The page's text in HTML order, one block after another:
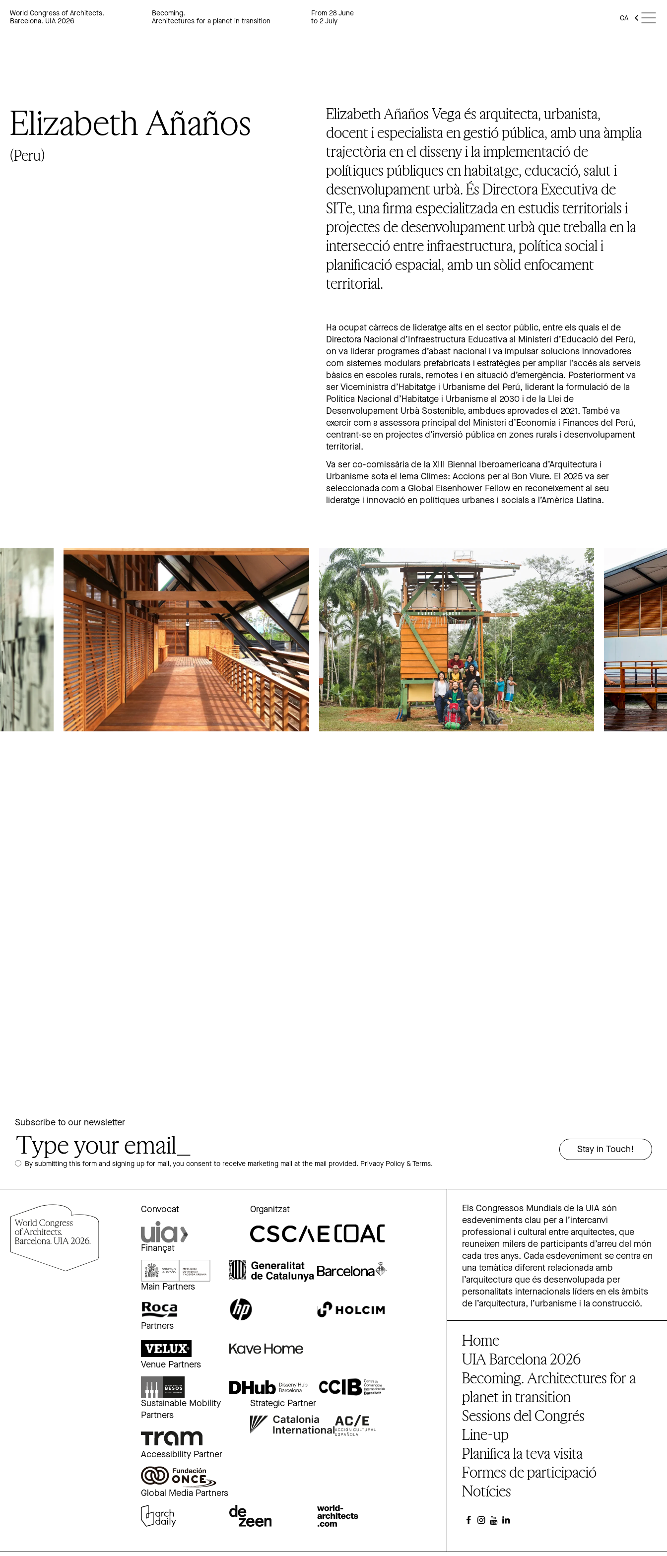
World Congress of Architects.
Barcelona. UIA 2026
Becoming.
Architectures for a planet in transition
From 28 June
to 2 July
CA
Elizabeth Añaños
(Peru)
Elizabeth Añaños Vega és arquitecta, urbanista,
docent i especialista en gestió pública, amb una àmplia
trajectòria en el disseny i la implementació de
polítiques públiques en habitatge, educació, salut i
desenvolupament urbà. És Directora Executiva de
SITe, una firma especialitzada en estudis territorials i
projectes de desenvolupament urbà que treballa en la
intersecció entre infraestructura, política social i
planificació espacial, amb un sòlid enfocament
territorial.
Ha ocupat càrrecs de lideratge alts en el sector públic, entre els quals el de
Directora Nacional d’Infraestructura Educativa al Ministeri d’Educació del Perú,
on va liderar programes d’abast nacional i va impulsar solucions innovadores
com sistemes modulars prefabricats i estratègies per ampliar l’accés als serveis
bàsics en escoles rurals, remotes i en situació d’emergència. Posteriorment va
ser Viceministra d’Habitatge i Urbanisme del Perú, liderant la formulació de la
Política Nacional d’Habitatge i Urbanisme al 2030 i de la Llei de
Desenvolupament Urbà Sostenible, ambdues aprovades el 2021. També va
exercir com a assessora principal del Ministeri d’Economia i Finances del Perú,
centrant-se en projectes d’inversió pública en zones rurals i desenvolupament
territorial.
Va ser co-comissària de la XIII Biennal Iberoamericana d’Arquitectura i
Urbanisme sota el lema Climes: Accions per al Bon Viure. El 2025 va ser
seleccionada com a Global Eisenhower Fellow en reconeixement al seu
lideratge i innovació en polítiques urbanes i socials a l’Amèrica Llatina.
Subscribe to our newsletter
By submitting this form and signing up for mail, you consent to receive marketing mail at the mail provided. Privacy Policy & Terms.
Convocat Organitzat
Finançat
Main Partners
Partners
Venue Partners
Sustainable Mobility
Partners
Strategic Partner
Accessibility Partner
Global Media Partners
Els Congressos Mundials de la UIA són
esdeveniments clau per a l’intercanvi
professional i cultural entre arquitectes, que
reuneixen milers de participants d’arreu del món
cada tres anys. Cada esdeveniment se centra en
una temàtica diferent relacionada amb
l’arquitectura que és desenvolupada per
personalitats internacionals líders en els àmbits
de l’arquitectura, l’urbanisme i la construcció.
Home
UIA Barcelona 2026
Becoming. Architectures for a
planet in transition
Sessions del Congrés
Line-up
Planifica la teva visita
Formes de participació
Notícies